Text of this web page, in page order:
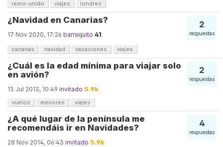
reino-unido viajes londres
2
respuestas
¿Navidad en Canarias?
17 Nov 2020, 17:26 barraquito 41
canarias navidad vacaciones viajes
2
respuestas
¿Cuál es la edad mínima para viajar solo
en avión?
13 Jul 2013, 10:49 invitado 5.9k
vuelos menores viajes
4
respuestas
¿A qué lugar de la península me
recomendáis ir en Navidades?
28 Nov 2014, 06:43 invitado 5.9k